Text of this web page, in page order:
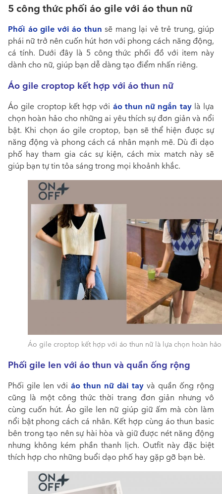
5 công thức phối áo gile với áo thun nữ
Phối áo gile với áo thun sẽ mang lại vẻ trẻ trung, giúp
phái nữ trở nên cuốn hút hơn với phong cách năng động,
cá tính. Dưới đây là 5 công thức phối đồ với item này
dành cho nữ, giúp bạn dễ dàng tạo điểm nhấn riêng.
Áo gile croptop kết hợp với áo thun nữ
Áo gile croptop kết hợp với áo thun nữ ngắn taylà lựa
chọn hoàn hảo cho những ai yêu thích sự đơn giản và nổi
bật. Khi chọn áo gile croptop, bạn sẽ thể hiện được sự
năng động và phong cách cá nhân mạnh mẽ. Dù đi dạo
phố hay tham gia các sự kiện, cách mix match này sẽ
giúp bạn tự tin tỏa sáng trong mọi khoảnh khắc.
Áo gile croptop kết hợp với áo thun nữ là lựa chọn hoàn hảo
Phối gile len với áo thun và quần ống rộng
Phối gile len với áo thun nữ dài tay và quần ống rộng
cũng là một công thức thời trang đơn giản nhưng vô
cùng cuốn hút. Áo gile len nữ giúp giữ ấm mà còn làm
nổi bật phong cách cá nhân. Kết hợp cùng áo thun basic
bên trong tạo nên sự hài hòa và giữ được nét năng động
nhưng không kém phần thanh lịch. Outfit này đặc biệt
thích hợp cho những buổi dạo phố hay gặp gỡ bạn bè.